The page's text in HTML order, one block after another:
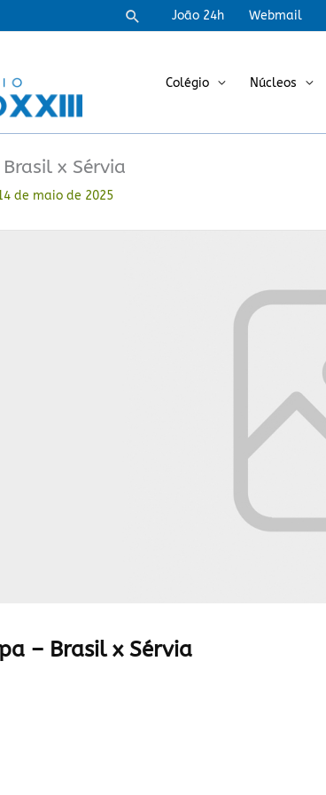
PesquisarJoão 24h Webmail
Colégio Núcleos
x Sérvia
de maio de 2025
– Brasil x Sérvia